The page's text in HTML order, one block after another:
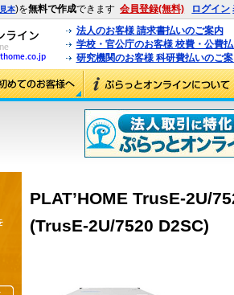
見本)を無料で作成できます 会員登録(無料) ログイン
法人のお客様 請求書払いのご案内
学校・官公庁のお客様 校費・公費
研究機関のお客様 科研費払いのご
PLAT’HOME TrusE-2U/
(TrusE-2U/7520 D2SC)